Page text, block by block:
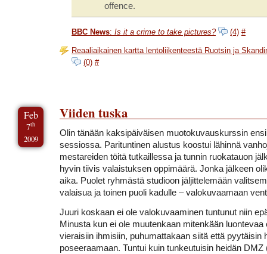
offence.
BBC News: Is it a crime to take pictures? (4) #
Reaaliaikainen kartta lentoliikenteestä Ruotsin ja
(0) #
Feb
7th
2009
Viiden tuska
Olin tänään kaksipäiväisen muotokuvauskurssin
sessiossa. Parituntinen alustus koostui lähinnä
mestareiden töitä tutkaillessa ja tunnin ruokatauon
hyvin tiivis valaistuksen oppimäärä. Jonka jälkeen
aika. Puolet ryhmästä studioon jäljittelemään
valaisua ja toinen puoli kadulle – valokuvaamaan
Juuri koskaan ei ole valokuvaaminen tuntunut niin
Minusta kun ei ole muutenkaan mitenkään luontevaa
vieraisiin ihmisiin, puhumattakaan siitä että pyytäisin
poseeraamaan. Tuntui kuin tunkeutuisin heidän DMZ